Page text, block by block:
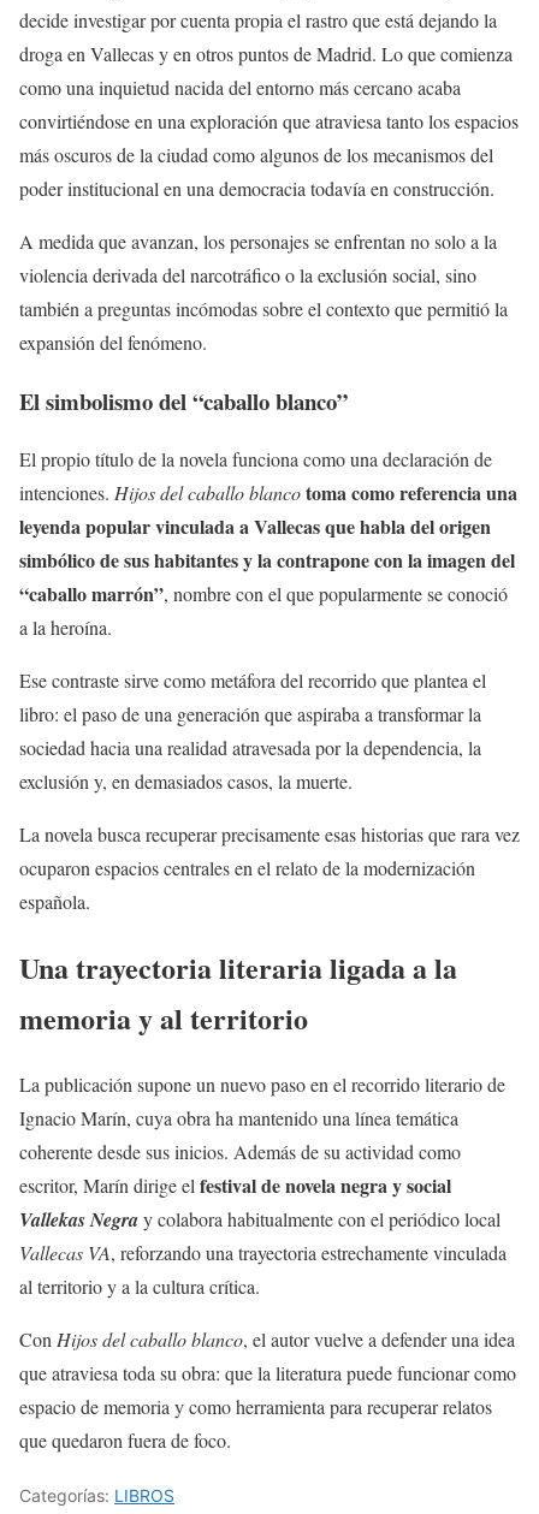
decide investigar por cuenta propia el rastro que está dejando la
droga en Vallecas y en otros puntos de Madrid. Lo que comienza
como una inquietud nacida del entorno más cercano acaba
convirtiéndose en una exploración que atraviesa tanto los espacios
más oscuros de la ciudad como algunos de los mecanismos del
poder institucional en una democracia todavía en construcción.
A medida que avanzan, los personajes se enfrentan no solo a la
violencia derivada del narcotráfico o la exclusión social, sino
también a preguntas incómodas sobre el contexto que permitió la
expansión del fenómeno.
El simbolismo del “caballo blanco”
El propio título de la novela funciona como una declaración de
intenciones. Hijos del caballo blancotoma como referencia una
leyenda popular vinculada a Vallecas que habla del origen
simbólico de sus habitantes y la contrapone con la imagen del
“caballo marrón”, nombre con el que popularmente se conoció
a la heroína.
Ese contraste sirve como metáfora del recorrido que plantea el
libro: el paso de una generación que aspiraba a transformar la
sociedad hacia una realidad atravesada por la dependencia, la
exclusión y, en demasiados casos, la muerte.
La novela busca recuperar precisamente esas historias que rara vez
ocuparon espacios centrales en el relato de la modernización
española.
Una trayectoria literaria ligada a la
memoria y al territorio
La publicación supone un nuevo paso en el recorrido literario de
Ignacio Marín, cuya obra ha mantenido una línea temática
coherente desde sus inicios. Además de su actividad como
escritor, Marín dirige el festival de novela negra y social
Vallekas Negray colabora habitualmente con el periódico local
Vallecas VA, reforzando una trayectoria estrechamente vinculada
al territorio y a la cultura crítica.
Con Hijos del caballo blanco, el autor vuelve a defender una idea
que atraviesa toda su obra: que la literatura puede funcionar como
espacio de memoria y como herramienta para recuperar relatos
que quedaron fuera de foco.
Categorías: LIBROS